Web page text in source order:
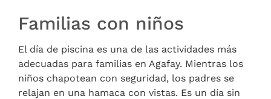
Familias con niños
El día de piscina es una de las actividades más
adecuadas para familias en Agafay. Mientras los
niños chapotean con seguridad, los padres se
relajan en una hamaca con vistas. Es un día sin